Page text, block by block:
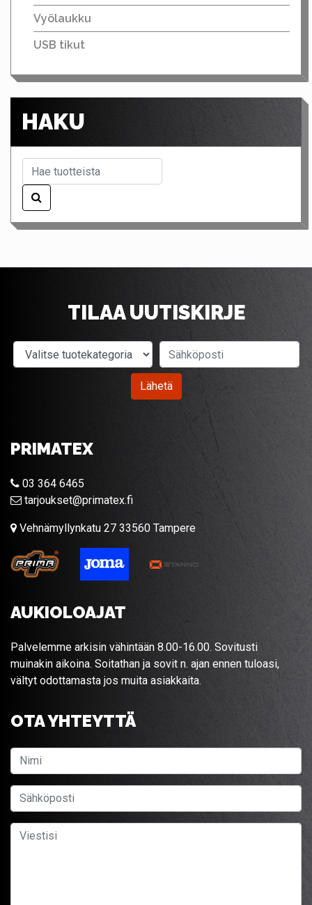
Vyölaukku
USB tikut
HAKU
TILAA UUTISKIRJE
Valitse tuotekategoria
Lähetä
PRIMATEX
03 364 6465
tarjoukset@primatex.fi
Vehnämyllynkatu 27 33560 Tampere
AUKIOLOAJAT
Palvelemme arkisin vähintään 8.00-16.00. Sovitusti
muinakin aikoina. Soitathan ja sovit n. ajan ennen tuloasi,
vältyt odottamasta jos muita asiakkaita.
OTA YHTEYTTÄ